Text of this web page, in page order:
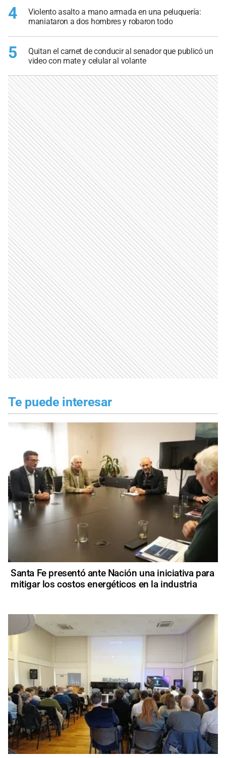
4
Violento asalto a mano armada en una peluquería:
maniataron a dos hombres y robaron todo
5
Quitan el carnet de conducir al senador que publicó un
video con mate y celular al volante
Te puede interesar
Santa Fe presentó ante Nación una iniciativa para
mitigar los costos energéticos en la industria